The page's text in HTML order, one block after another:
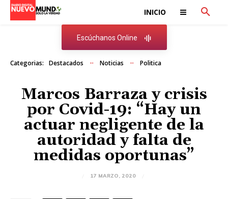
INICIO
Escúchanos Online
Categorias: Destacados Noticias Politica
Marcos Barraza y crisis
por Covid-19: “Hay un
actuar negligente de la
autoridad y falta de
medidas oportunas”
17 MARZO, 2020